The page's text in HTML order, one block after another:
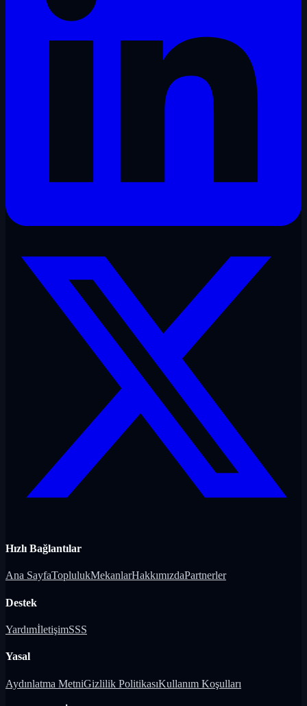
Hızlı Bağlantılar
Ana SayfaToplulukMekanlarHakkımızdaPartnerler
Destek
YardımİletişimSSS
Yasal
Aydınlatma MetniGizlilik PolitikasıKullanım Koşulları